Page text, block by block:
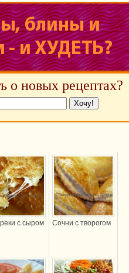
о новых рецептах?
с сыром Сочни с творогом